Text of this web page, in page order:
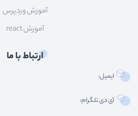
آموزش وردپرس
آموزش react
ارتباط با ما
ایمیل:
آی دی تلگرام: